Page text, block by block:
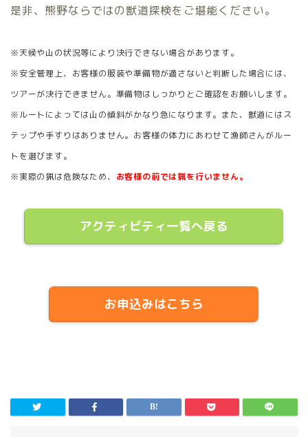
是非、熊野ならではの獣道探検をご堪能ください。
※天候や山の状況等により決行できない場合があります。
※安全管理上、お客様の服装や準備物が適さないと判断した場合には、
ツアーが決行できません。準備物はしっかりとご確認をお願いします。
※ルートによっては山の傾斜がかなり急になります。また、獣道にはス
テップや手すりはありません。お客様の体力にあわせて漁師さんがルー
トを選びます。
※実際の猟は危険なため、 お客様の前では猟を行いません。
アクティビティ一覧へ戻る
お申込みはこちら